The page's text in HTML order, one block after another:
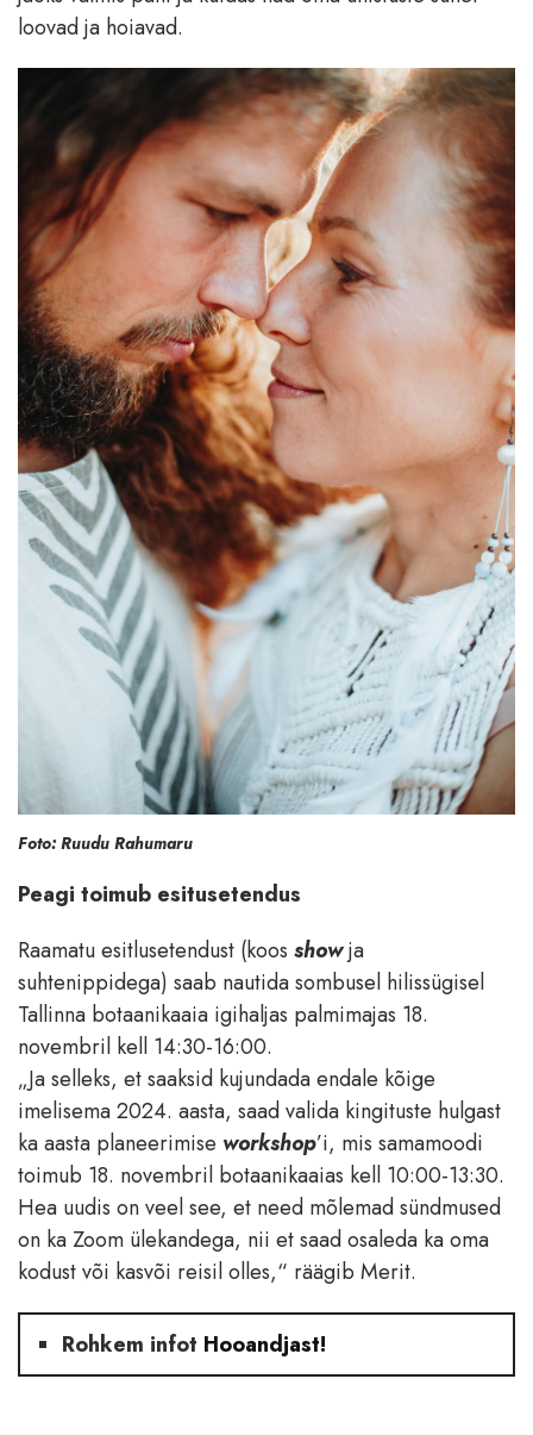
loovad ja hoiavad.
Foto: Ruudu Rahumaru
Peagi toimub esitusetendus
Raamatu esitlusetendust (koos showja
suhtenippidega) saab nautida sombusel hilissügisel
Tallinna botaanikaaia igihaljas palmimajas 18.
novembril kell 14:30-16:00.
„Ja selleks, et saaksid kujundada endale kõige
imelisema 2024. aasta, saad valida kingituste hulgast
ka aasta planeerimise workshop’i, mis samamoodi
toimub 18. novembril botaanikaaias kell 10:00-13:30.
Hea uudis on veel see, et need mõlemad sündmused
on ka Zoom ülekandega, nii et saad osaleda ka oma
kodust või kasvõi reisil olles,“ räägib Merit.
Rohkem infot Hooandjast!